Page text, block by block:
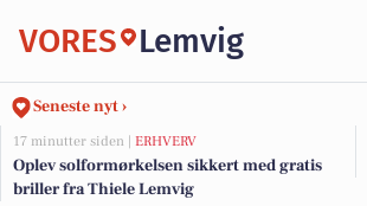
VORES Lemvig
Seneste nyt ›
17 minutter siden | ERHVERV
Oplev solformørkelsen sikkert med gratis
briller fra Thiele Lemvig